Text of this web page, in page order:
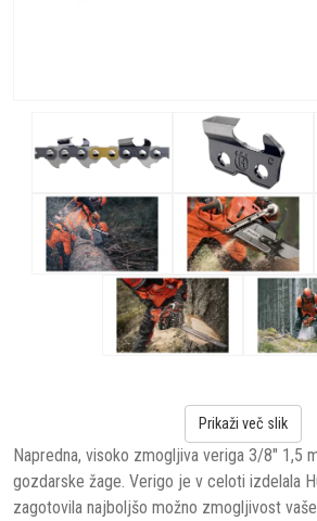
Napredna, visoko zmogljiva veriga 3/8" 1,5
gozdarske žage. Verigo je v celoti izdelala
zagotovila najboljšo možno zmogljivost
Prikaži več slik